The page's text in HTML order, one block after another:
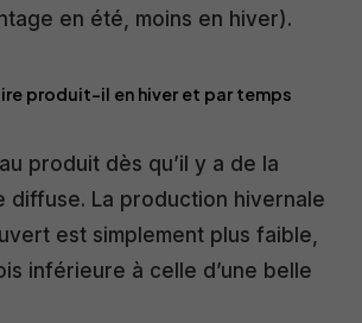
en été, moins en hiver).
produit-il en hiver et par temps
produit dès qu’il y a de la
diffuse. La production hivernale
est simplement plus faible,
inférieure à celle d’une belle